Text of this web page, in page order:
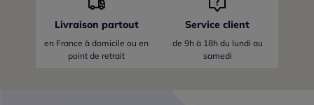
Livraison partout
en France à domicile ou en
point de retrait
Service client
de 9h à 18h du lundi au
samedi